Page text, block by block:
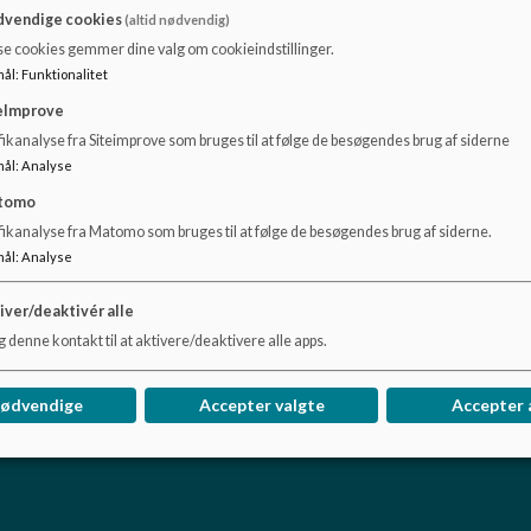
Lysabild Børneunivers er så kig i vores informationsfolder og
info folder
cookies(altid nødvendig)
cookies gemmer dine valg om cookieindstillinger.
: Funktionalitet
fra Siteimprove som bruges til at følge de besøgendes brug af siderne
: Analyse
fra Matomo som bruges til at følge de besøgendes brug af siderne.
: Analyse
deaktivér alle
denne kontakt til at aktivere/deaktivere alle apps.
Accepter valgte Accepter